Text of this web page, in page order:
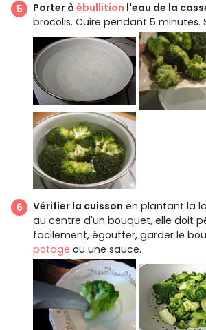
Porter à ébullition l'eau de la
brocolis. Cuire pendant 5 minutes.
Vérifier la cuisson en plantant la
au centre d'un bouquet, elle doit
facilement, égoutter, garder le
potage ou une sauce.